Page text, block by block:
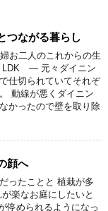
つながる暮らし
お二人のこれからの生
― 元々ダイニン
仕切られていてそれぞ
動線が悪くダイニン
かったので壁を取り除
顔へ
ったことと 植栽が多
楽なお庭にしたいと
停められるようになっ